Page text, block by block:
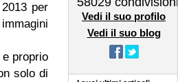
per
proprio
solo di
Vedi il suo profilo
Vedi il suo blog